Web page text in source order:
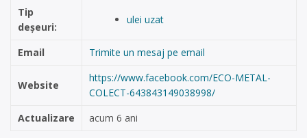
Tip
deșeuri:
ulei uzat
Email Trimite un mesaj pe email
Website
https://www.facebook.com/ECO-METAL-
COLECT-643843149038998/
Actualizare
acum 6 ani